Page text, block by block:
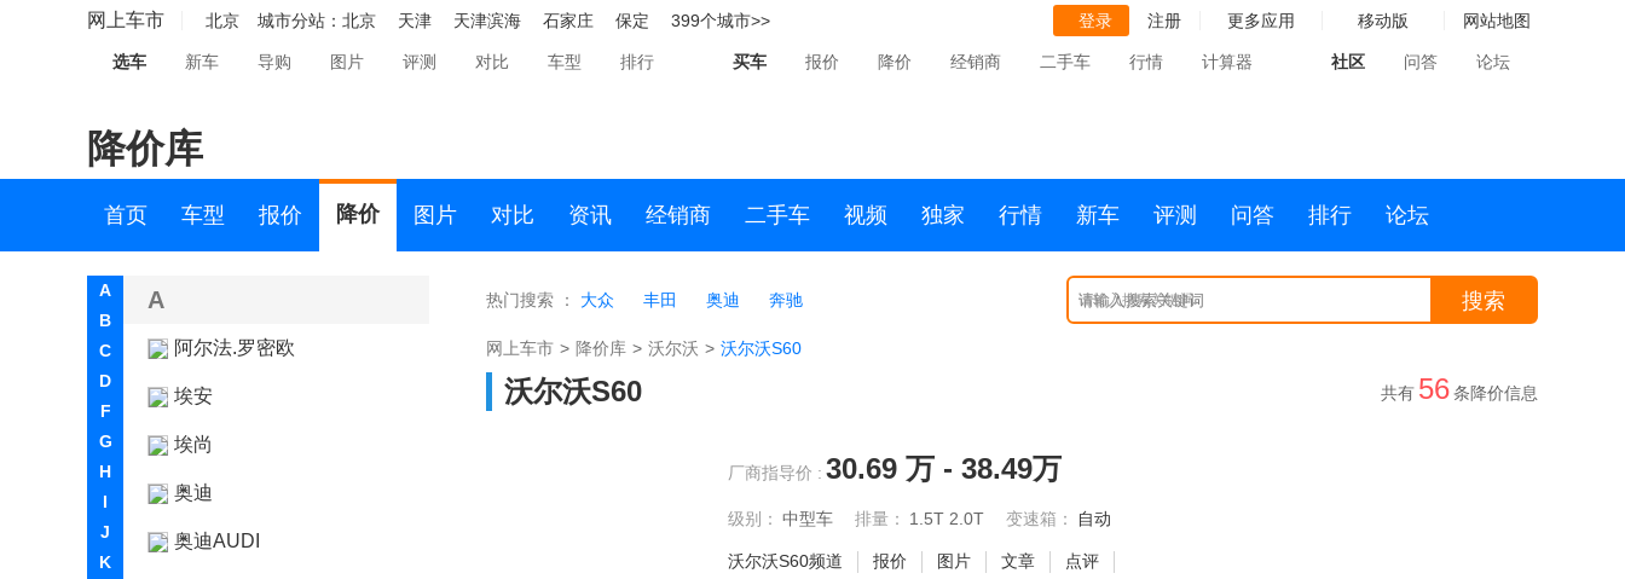
网上车市 北京 城市分站： 北京 天津 天津滨海 石家庄 保定 399个城市>> 登录 注册 更多应用 移动版 网站地图
选车 新车 导购 图片 评测 对比 车型 排行 买车 报价 降价 经销商 二手车 行情 计算器 社区 问答 论坛
降价库
首页 车型 报价 降价 图片 对比 资讯 经销商 二手车 视频 独家 行情 新车 评测 问答 排行 论坛
A
B
C
D
F
G
H
I
J
K
A
阿尔法.罗密欧
埃安
埃尚
奥迪
奥迪AUDI
热门搜索 ： 大众 丰田 奥迪 奔驰 请输入搜索关键词 搜索
网上车市 > 降价库 > 沃尔沃 > 沃尔沃S60
沃尔沃S60 共有 56条降价信息
厂商指导价 : 30.69 万 - 38.49万
级别： 中型车 排量： 1.5T 2.0T 变速箱： 自动
沃尔沃S60频道 报价 图片 文章 点评